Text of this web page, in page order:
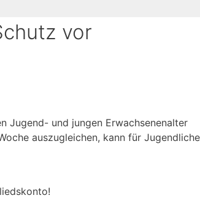
vor
Jugend- und jungen Erwachsenenalter
auszugleichen, kann für